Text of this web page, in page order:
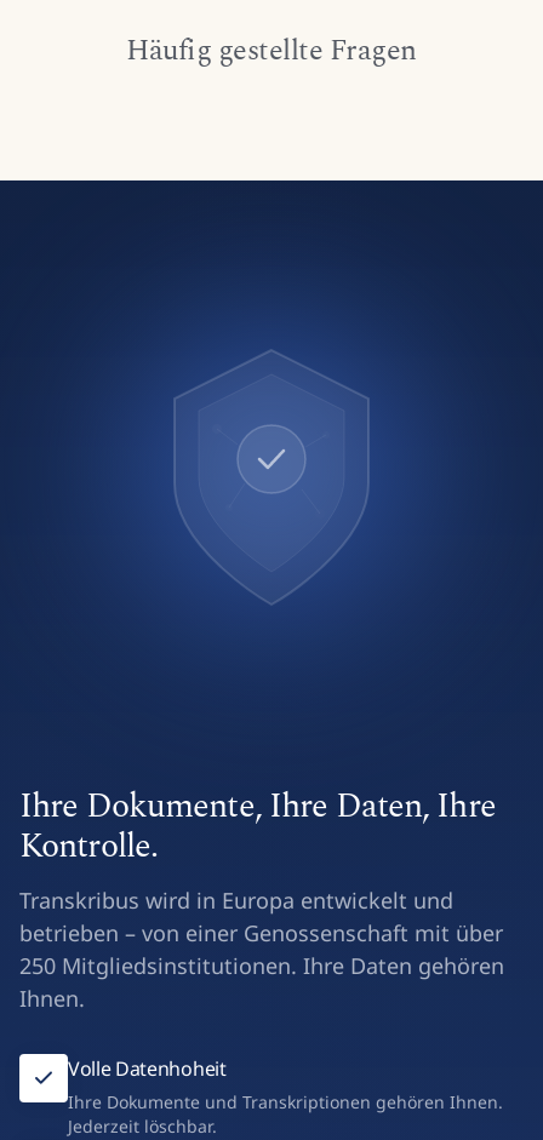
Häufig gestellte Fragen
Ihre Dokumente, Ihre Daten, Ihre
Kontrolle.
Transkribus wird in Europa entwickelt und
betrieben – von einer Genossenschaft mit über
250 Mitgliedsinstitutionen. Ihre Daten gehören
Ihnen.
Volle Datenhoheit
Ihre Dokumente und Transkriptionen gehören Ihnen.
Jederzeit löschbar.